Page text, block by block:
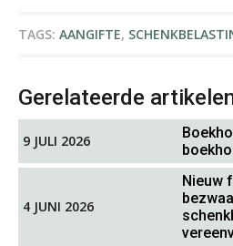
TAGS: AANGIFTE,
Gerelateerde
9 JULI 2026
4 JUNI 2026
Nieuw
Roger